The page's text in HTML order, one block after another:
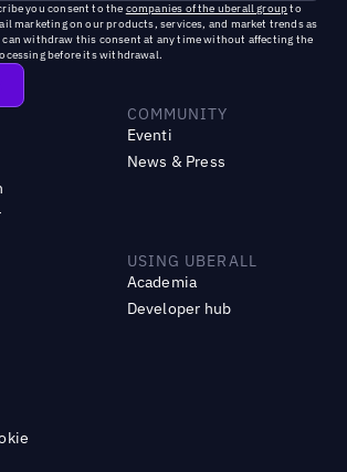
you consent to the companies of the uberall groupto
marketing on our products, services, and market trends as
can withdraw this consent at any time without affecting the
before its withdrawal.
COMMUNITY
Eventi
News & Press
USING UBERALL
Academia
Developer hub